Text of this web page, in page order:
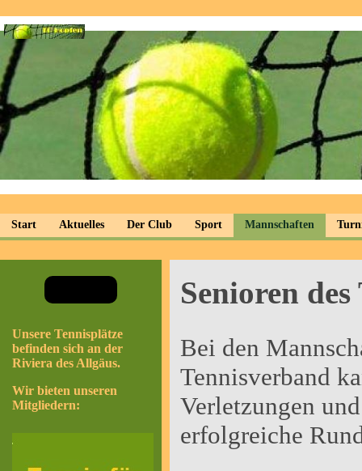
Start Aktuelles Der Club Sport Mannschaften
Unsere Tennisplätze
befinden sich an der
Riviera des Allgäus.
Wir bieten unseren
Mitgliedern:
Senioren
Bei den
Tennisverband
Verletzungen
erfolgreiche